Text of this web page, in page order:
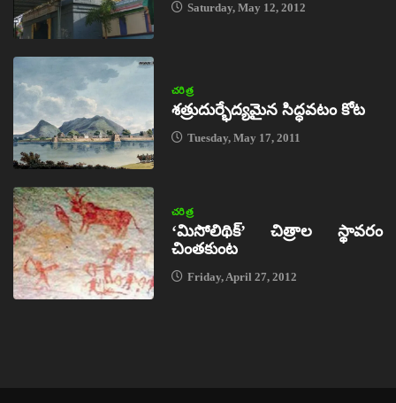
Saturday, May 12, 2012
చరిత్ర
శత్రుదుర్భేద్యమైన సిద్ధవటం కోట
Tuesday, May 17, 2011
చరిత్ర
‘మిసోలిథిక్‌’ చిత్రాల స్థావరం
చింతకుంట
Friday, April 27, 2012